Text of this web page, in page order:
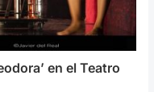
en el Teatro